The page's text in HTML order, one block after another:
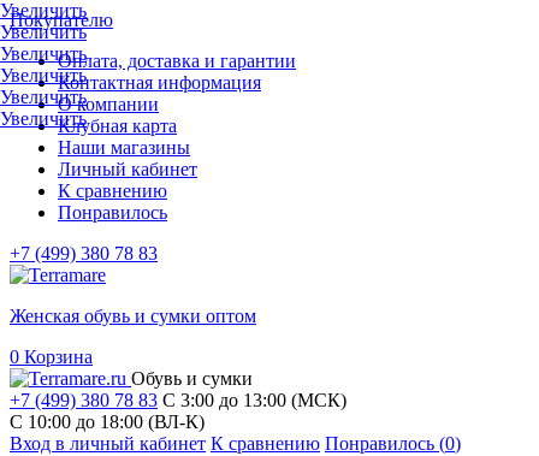
Покупателю
Оплата, доставка и гарантии
Контактная информация
О компании
Клубная карта
Наши магазины
Личный кабинет
К сравнению
Понравилось
+7 (499) 380 78 83
Женская обувь и сумки оптом
0 Корзина
Обувь и сумки
+7 (499) 380 78 83 С 3:00 до 13:00 (МСК)
C 10:00 до 18:00 (ВЛ-К)
Вход в личный кабинет К сравнению Понравилось (0)
Увеличить
Увеличить
Увеличить
Увеличить
Увеличить
Увеличить